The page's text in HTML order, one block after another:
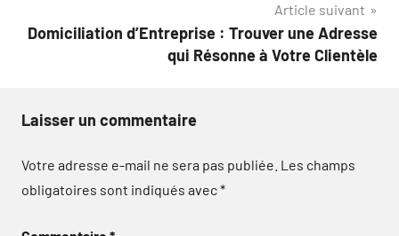
Article suivant
Domiciliation d’Entreprise : Trouver une Adresse
qui Résonne à Votre Clientèle
Laisser un commentaire
Votre adresse e-mail ne sera pas publiée. Les champs
obligatoires sont indiqués avec*